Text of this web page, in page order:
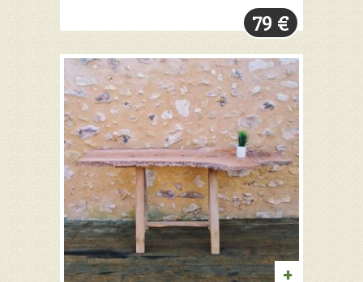
PANIER
79 €